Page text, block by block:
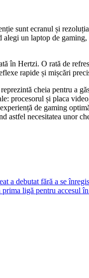
sunt ecranul și
alegi un laptop de
în Hertzi. O rată de
rapide și mișcări
cheia pentru a
procesorul și placa
de gaming
astfel necesitatea unor
a debutat fără a se
ligă pentru accesul